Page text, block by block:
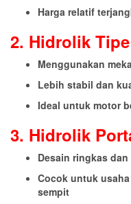
Harga relatif
2. Hidrolik
Menggunakan
Lebih stabil dan
Ideal untuk motor
3. Hidrolik
Desain ringkas
Cocok untuk
sempit